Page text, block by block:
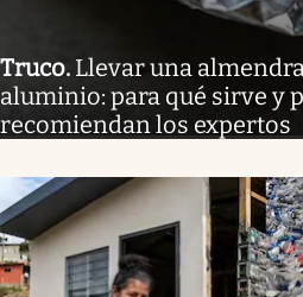
Truco. Llevar una
aluminio: para qué sirve y
recomiendan los expertos